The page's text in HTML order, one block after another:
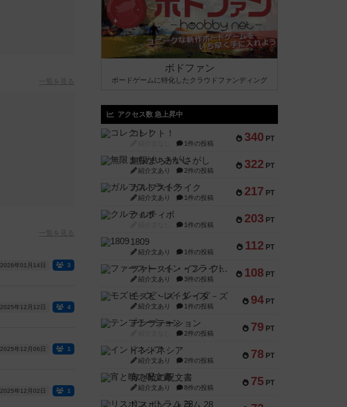
一覧を見る
一覧を見る
2026年01月14日 3
2025年12月12日 4
2025年12月06日 1
2025年12月02日 1
ボドファン
ボードゲームに特化したクラウドファンディング
アクセス数 急上昇中
340 PT
コレクト！
1件の投稿
322 PT
無限まちがいさがし
紹介文あり 2件の投稿
217 PT
ガルフストライク
紹介文あり 1件の投稿
203 PT
クルティボ
1件の投稿
112 PT
1809
紹介文あり 1件の投稿
108 PT
ファースト・イン・フライト
紹介文あり 3件の投稿
94 PT
モズビ－ズ・レイダ－ズ
紹介文あり 1件の投稿
79 PT
テンプテーション
2件の投稿
78 PT
インドネシア
紹介文あり 2件の投稿
75 PT
宵と暁の呪文書
紹介文あり 8件の投稿
リスボン・トラム 28